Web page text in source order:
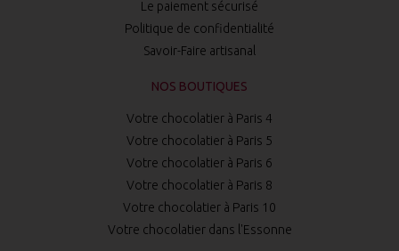
Le paiement sécurisé
Politique de confidentialité
Savoir-Faire artisanal
NOS BOUTIQUES
Votre chocolatier à Paris 4
Votre chocolatier à Paris 5
Votre chocolatier à Paris 6
Votre chocolatier à Paris 8
Votre chocolatier à Paris 10
Votre chocolatier dans l'Essonne